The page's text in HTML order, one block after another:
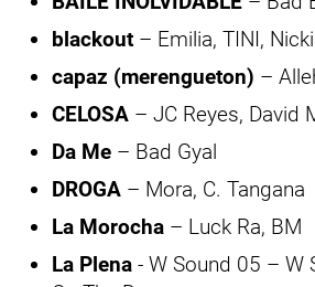
blackout – Emilia, TINI,
capaz (merengueton) –
CELOSA – JC Reyes, David
Da Me – Bad Gyal
DROGA – Mora, C. Tangana
La Morocha – Luck Ra, BM
La Plena - W Sound 05 – W